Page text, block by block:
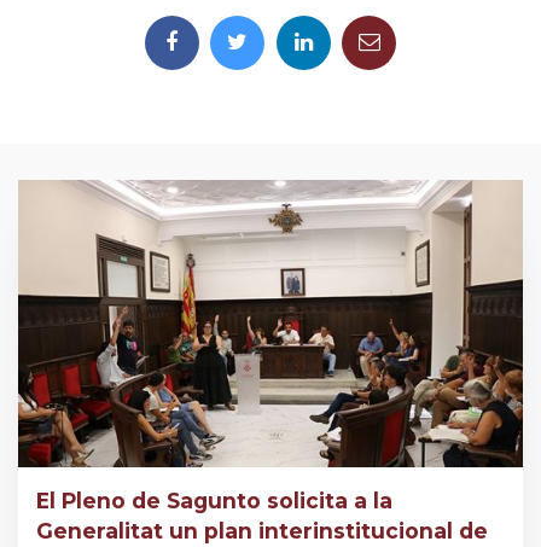
El Pleno de Sagunto solicita a la
Generalitat un plan interinstitucional de